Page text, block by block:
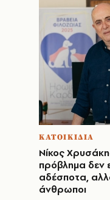
ΚΑΤΟΙΚΙΔΙΑ
Νίκος
πρόβλημα δεν
αδέσποτα,
άνθρωποι